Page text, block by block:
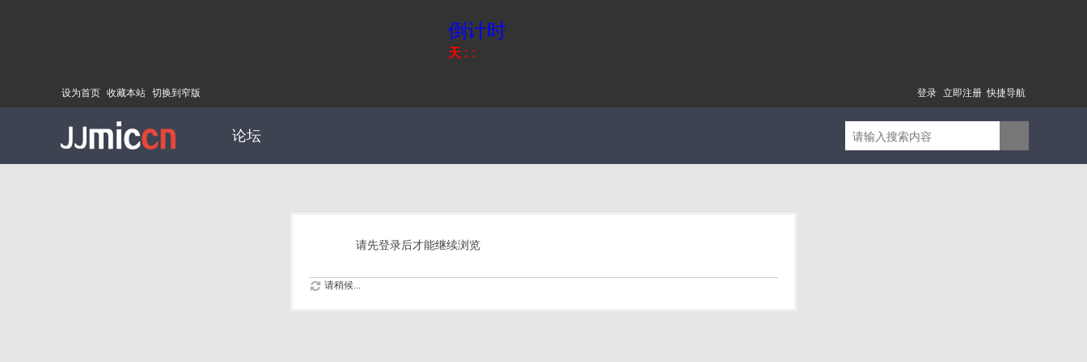
倒计时
天 : :
设为首页 收藏本站 切换到窄版 快捷导航
登录 立即注册
论坛
请先登录后才能继续浏览
请稍候...